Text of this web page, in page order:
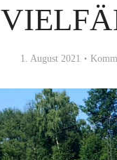
1. August 2021